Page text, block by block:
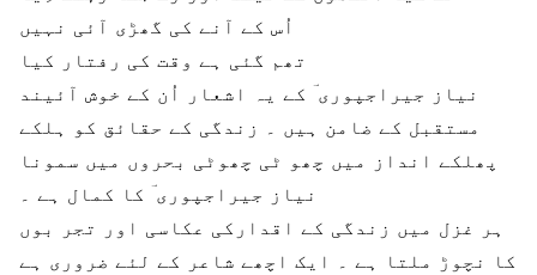
اُس کے آنے کی گھڑی آئی نہیں
تھم گئی ہے وقت کی رفتار کیا
نیاز جیراجپوری ؔ کے یہ اشعار اُن کے خوش آئیند
مستقبل کے ضامن ہیں ۔ زندگی کے حقائق کو ہلکے
پھلکے انداز میں چھو ٹی چھوٹی بحروں میں سمونا
نیاز جیراجپوری ؔ کا کمال ہے ۔
ہر غزل میں زندگی کے اقدارکی عکاسی اور تجر بوں
کا نچوڑ ملتا ہے ۔ ایک اچھے شاعر کے لئے ضروری ہے